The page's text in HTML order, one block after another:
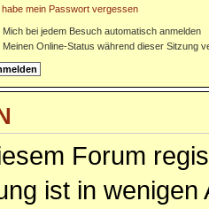
habe mein Passwort vergessen
Mich bei jedem Besuch automatisch anmelden
Meinen Online-Status während dieser Sitzung
Forum
ist in